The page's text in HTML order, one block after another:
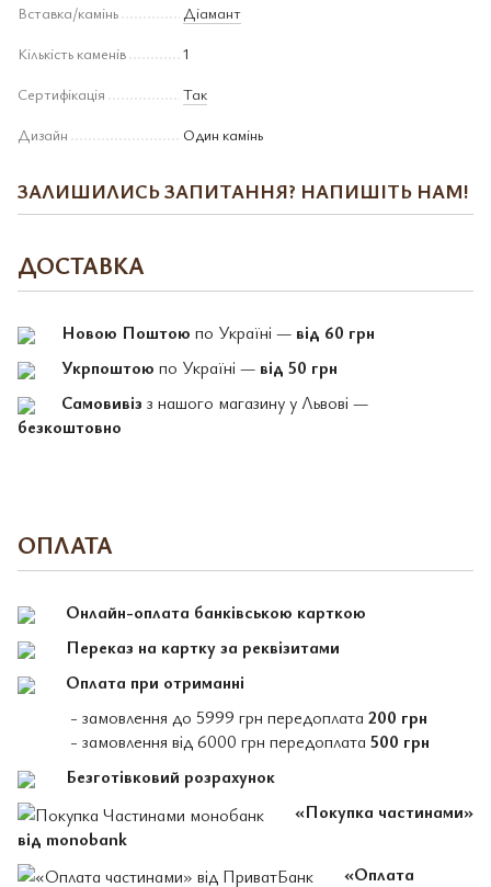
Вставка/камінь
Діамант
Кількість каменів
1
Сертифікація
Так
Дизайн
Один камінь
ЗАЛИШИЛИСЬ ЗАПИТАННЯ? НАПИШІТЬ НАМ!
ДОСТАВКА
Новою Поштою по Україні — від 60 грн
Укрпоштою по Україні — від 50 грн
Самовивіз з нашого магазину у Львові —
безкоштовно
ОПЛАТА
Онлайн-оплата банківською карткою
Переказ на картку за реквізитами
Оплата при отриманні
- замовлення до 5999 грн передоплата 200 грн
- замовлення від 6000 грн передоплата 500 грн
Безготівковий розрахунок
«Покупка частинами»
від monobank
«Оплата